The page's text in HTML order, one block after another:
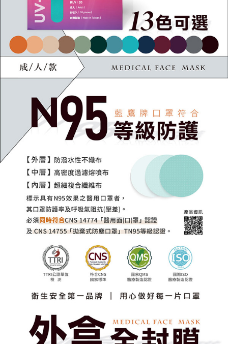
時審查核予不同之上限額度；若仍有額度不足之情形，本公司將視審查結果
請求用戶進行身份認證。
５．嚴禁一人註冊多個帳號或使用他人資訊註冊。若發現惡意使用之情形，
恩沛科技股份有限公司將有權停止該用戶之使用額度並採取法律行動。
🚢離島配送
每筆NT$250